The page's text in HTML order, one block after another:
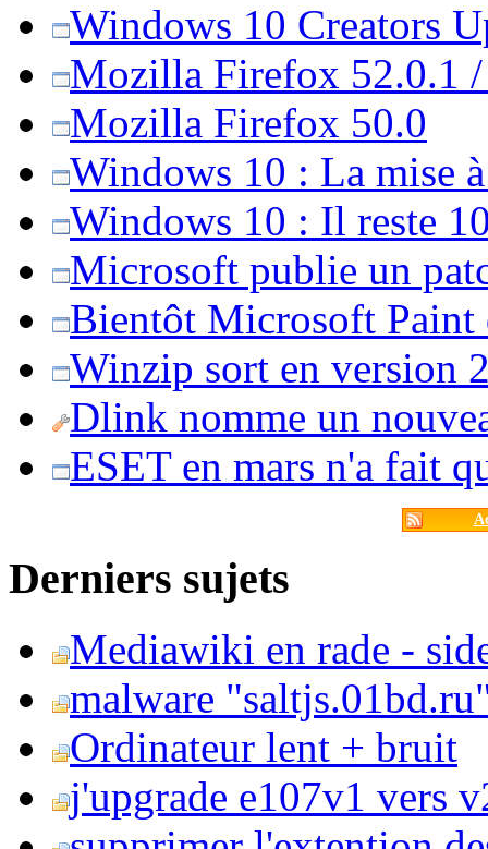
Windows 10 Creators
Mozilla Firefox 52.0.1
Mozilla Firefox 50.0
Windows 10 : La mise
Windows 10 : Il reste
Microsoft publie un
Bientôt Microsoft Paint
Winzip sort en version
Dlink nomme un
ESET en mars n'a fait
Derniers sujets
Mediawiki en rade -
malware
Ordinateur lent + bruit
j'upgrade e107v1 vers